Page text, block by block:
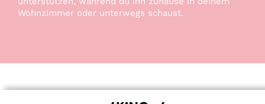
Wohnzimmer oder unterwegs schaust.